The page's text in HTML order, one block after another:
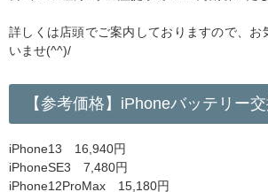
詳しくは店頭でご案内しておりますので、お
いませ(^^)/
【参考価格】iPhoneバッテリー
iPhone13 16,940円
iPhoneSE3 7,480円
iPhone12ProMax 15,180円